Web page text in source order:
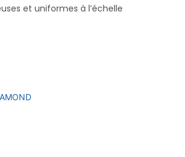
et uniformes à l’échelle